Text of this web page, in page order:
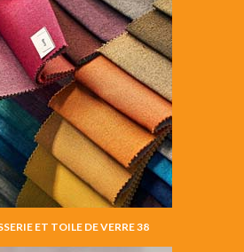
ET TOILE DE VERRE 38